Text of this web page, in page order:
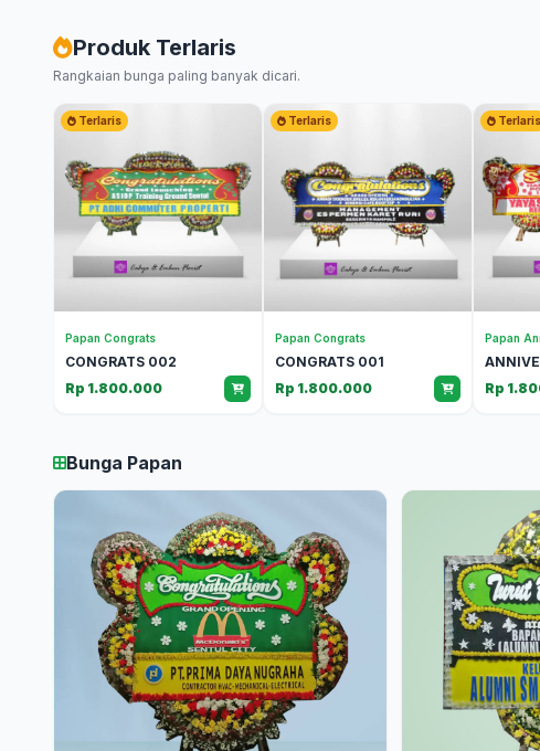
Produk Terlaris
Rangkaian bunga paling banyak dicari.
Terlaris
Papan Congrats
CONGRATS 002
Rp 1.800.000
Terlaris
Papan Congrats
CONGRATS 001
Rp 1.800.000
Terlaris
Papan
Rp
Bunga Papan